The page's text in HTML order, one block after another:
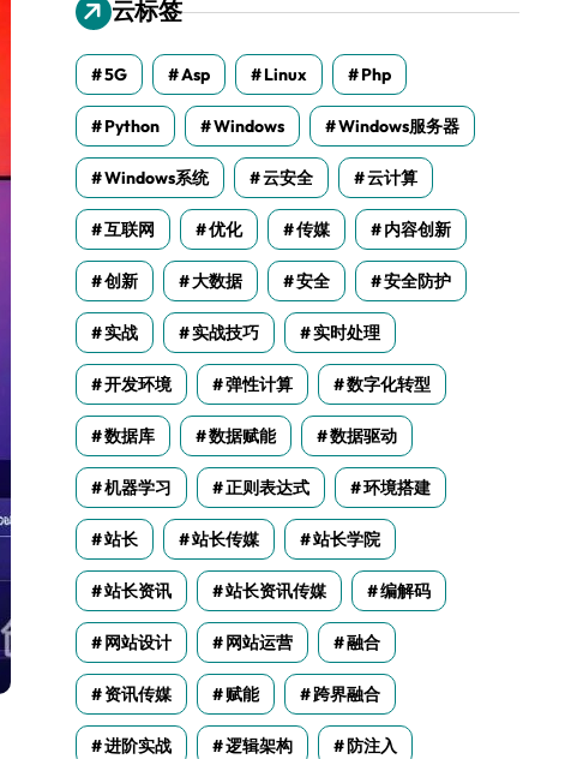
云标签
5G Asp Linux Php
Python Windows Windows服务器
Windows系统 云安全 云计算
互联网 优化 传媒 内容创新
创新 大数据 安全 安全防护
实战 实战技巧 实时处理
开发环境 弹性计算 数字化转型
数据库 数据赋能 数据驱动
机器学习 正则表达式 环境搭建
站长 站长传媒 站长学院
站长资讯 站长资讯传媒 编解码
网站设计 网站运营 融合
资讯传媒 赋能 跨界融合
进阶实战 逻辑架构 防注入